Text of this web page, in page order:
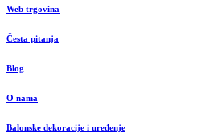
Web trgovina
Česta pitanja
Blog
O nama
Balonske dekoracije i uređenje